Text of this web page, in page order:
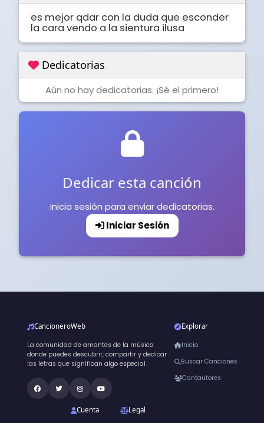
es mejor qdar con la duda que esconder
la cara vendo a la sientura ilusa
Dedicatorias
Aún no hay dedicatorias. ¡Sé el primero!
Dedicar esta canción
Inicia sesión para enviar dedicatorias.
Iniciar Sesión
CancioneroWeb
La comunidad de amantes de la música
donde puedes descubrir, compartir y dedicar
las letras que significan algo especial.
Explorar
Inicio
Buscar Canciones
Cantautores
Cuenta Legal